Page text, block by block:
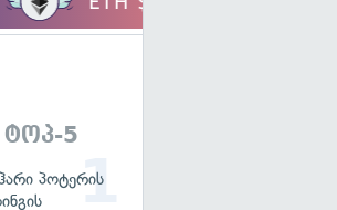
ტოპ-5
პოტერის